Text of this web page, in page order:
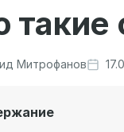
Митрофанов